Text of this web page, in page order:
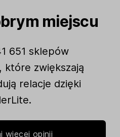
miejscu
651 sklepów
zwiększają
relacje dzięki
więcej opinii